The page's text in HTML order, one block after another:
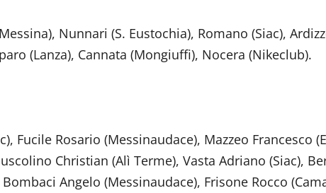
Nunnari (S. Eustochia), Romano (Siac),
(Lanza), Cannata (Mongiuffi), Nocera (Nikeclub).
Fucile Rosario (Messinaudace), Mazzeo Francesco
Christian (Alì Terme), Vasta Adriano (Siac),
Angelo (Messinaudace), Frisone Rocco